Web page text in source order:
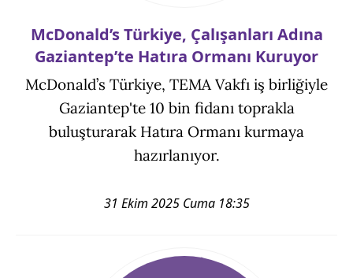
McDonald’s Türkiye, Çalışanları Adına
Gaziantep’te Hatıra Ormanı Kuruyor
McDonald’s Türkiye, TEMA Vakfı iş birliğiyle
Gaziantep'te 10 bin fidanı toprakla
buluşturarak Hatıra Ormanı kurmaya
hazırlanıyor.
31 Ekim 2025 Cuma 18:35